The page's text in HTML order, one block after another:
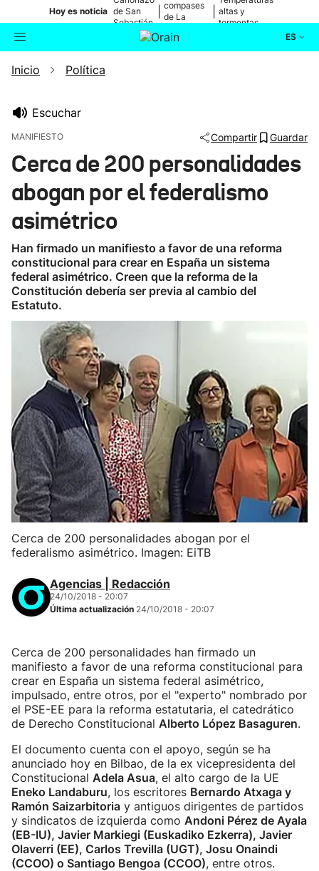
Hoy es noticia de San
Sebastián
compases
de La
altas y
tormentas
ES
Buscador
Ikusmiran
Inicio Política
Escuchar
MANIFIESTO Compartir Guardar
Cerca de 200 personalidades
abogan por el federalismo
asimétrico
Han firmado un manifiesto a favor de una reforma
constitucional para crear en España un sistema
federal asimétrico. Creen que la reforma de la
Constitución debería ser previa al cambio del
Estatuto.
Cerca de 200 personalidades abogan por el
federalismo asimétrico. Imagen: EiTB
Agencias | Redacción
24/10/2018 - 20:07
Última actualización 24/10/2018 - 20:07
Cerca de 200 personalidades han firmado un
manifiesto a favor de una reforma constitucional para
crear en España un sistema federal asimétrico,
impulsado, entre otros, por el "experto" nombrado por
el PSE-EE para la reforma estatutaria, el catedrático
de Derecho Constitucional Alberto López Basaguren.
El documento cuenta con el apoyo, según se ha
anunciado hoy en Bilbao, de la ex vicepresidenta del
Constitucional Adela Asua, el alto cargo de la UE
Eneko Landaburu, los escritores Bernardo Atxaga y
Ramón Saizarbitoria y antiguos dirigentes de partidos
y sindicatos de izquierda como Andoni Pérez de Ayala
(EB-IU), Javier Markiegi (Euskadiko Ezkerra), Javier
Olaverri (EE), Carlos Trevilla (UGT), Josu Onaindi
(CCOO) o Santiago Bengoa (CCOO), entre otros.